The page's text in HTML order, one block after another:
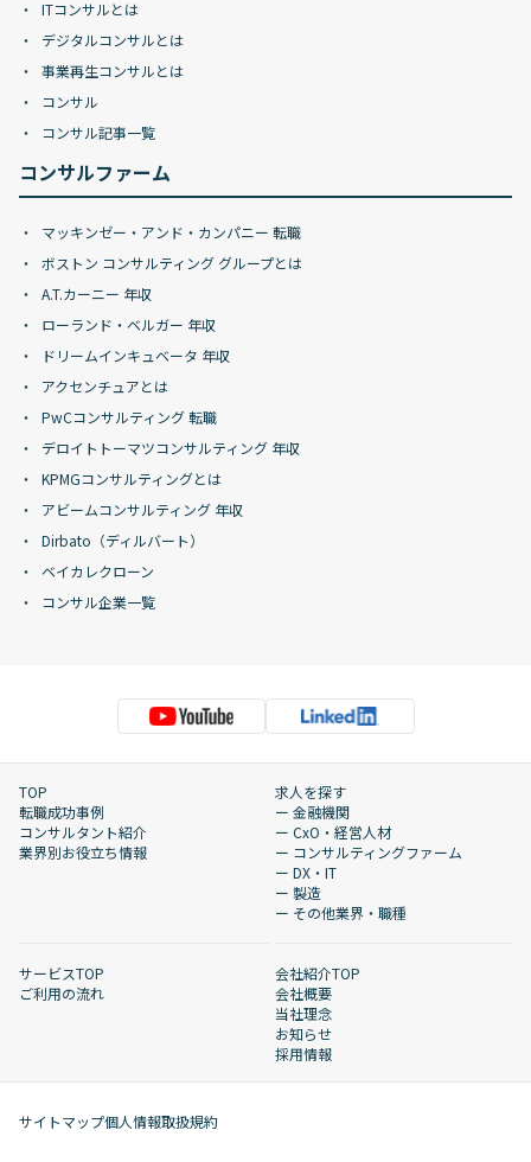
ITコンサルとは
デジタルコンサルとは
事業再生コンサルとは
コンサル
コンサル記事一覧
コンサルファーム
マッキンゼー・アンド・カンパニー 転職
ボストン コンサルティング グループとは
A.T.カーニー 年収
ローランド・ベルガー 年収
ドリームインキュベータ 年収
アクセンチュアとは
PwCコンサルティング 転職
デロイトトーマツコンサルティング 年収
KPMGコンサルティングとは
アビームコンサルティング 年収
Dirbato（ディルバート）
ベイカレクローン
コンサル企業一覧
TOP
転職成功事例
コンサルタント紹介
業界別お役立ち情報
求人を探す
ー 金融機関
ー CxO・経営人材
ー コンサルティングファーム
ー DX・IT
ー 製造
ー その他業界・職種
サービスTOP
ご利用の流れ
会社紹介TOP
会社概要
当社理念
お知らせ
採用情報
サイトマップ個人情報取扱規約